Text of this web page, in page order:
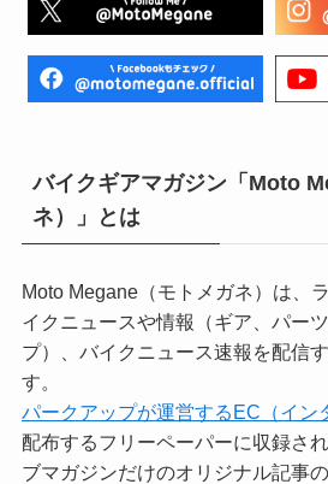
バイクギアマガジン「Moto
ネ）」とは
Moto Megane（モトメガネ）は、
イクニュースや情報（ギア、パー
プ）、バイクニュース速報を配信
す。
パークアップが運営するEC（イン
配布するフリーペーパーに収録さ
ブマガジンだけのオリジナル記事